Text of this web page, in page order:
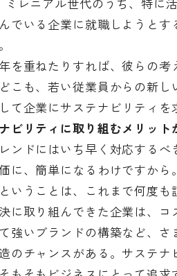
でいる企業に就職しようと
を重ねたりすれば、彼らの考
こも、若い従業員からの新
て企業にサステナビリティを
リティに取り組むメリット
ンドにはいち早く対応する
に、簡単になるわけですか
いうことは、これまで何度も
に取り組んできた企業は、
強いブランドの構築など、さ
のチャンスがある。サステ